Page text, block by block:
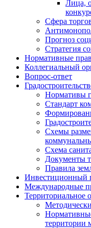
Лица,
Сфера
Прогноз
Стратегия
Нормативные
Коллегиальный
Вопрос-ответ
Нормативы
Стандарт
Схемы
Схема
Документы
Правила
Инвестиционный
Международные
Территориальное
территории